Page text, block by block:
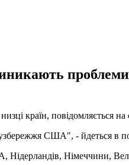
країн, повідомляється
США", - йдеться в
Німеччини,